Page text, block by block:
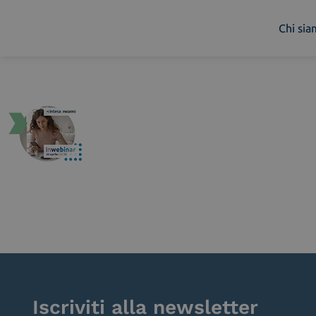
Chi
Cosa facciamo
Piattaforme
Industry
Iscriviti alla newsletter